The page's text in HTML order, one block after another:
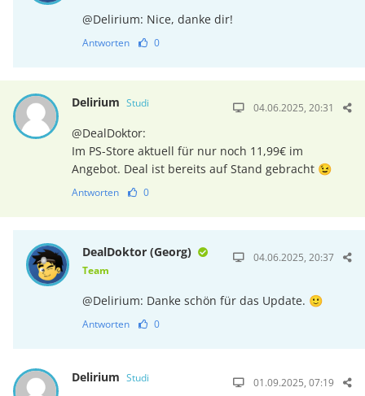
@Delirium: Nice, danke dir!
Antworten 0
Delirium Studi 04.06.2025, 20:31
@DealDoktor:
Im PS-Store aktuell für nur noch 11,99€ im
Angebot. Deal ist bereits auf Stand gebracht 😉
Antworten 0
DealDoktor (Georg)
Team
04.06.2025, 20:37
@Delirium: Danke schön für das Update. 🙂
Antworten 0
Delirium Studi 01.09.2025, 07:19